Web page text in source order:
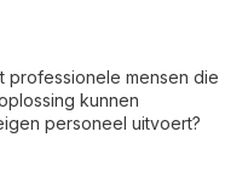
professionele mensen die
kunnen
personeel uitvoert?